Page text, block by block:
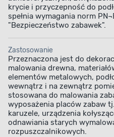
krycie i przyczepność do
spełnia wymagania norm
"Bezpieczeństwo zabawek".
Zastosowanie
Przeznaczona jest do
malowania drewna,
elementów metalowych,
wewnątrz i na zewnątrz
stosowana do malowania
wyposażenia placów zabaw
karuzele, urządzenia
odnawiania starych
rozpuszczalnikowych.